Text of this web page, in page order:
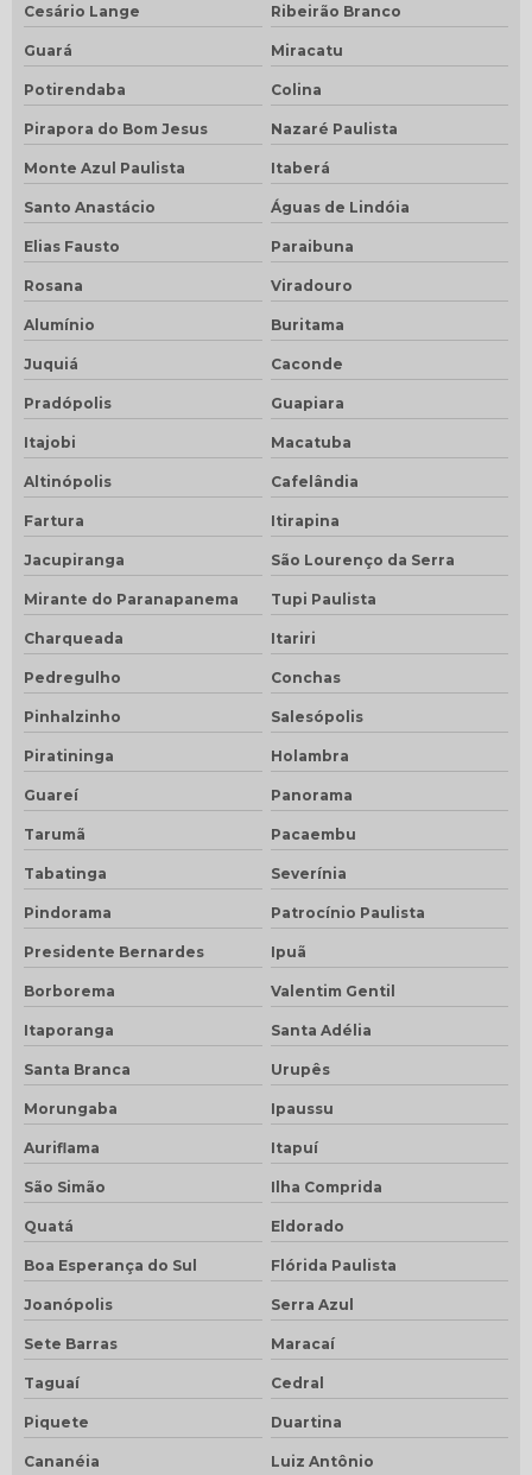
Cesário Lange Ribeirão Branco
Guará Miracatu
Potirendaba Colina
Pirapora do Bom Jesus Nazaré Paulista
Monte Azul Paulista Itaberá
Santo Anastácio Águas de Lindóia
Elias Fausto Paraibuna
Rosana Viradouro
Alumínio Buritama
Juquiá Caconde
Pradópolis Guapiara
Itajobi Macatuba
Altinópolis Cafelândia
Fartura Itirapina
Jacupiranga São Lourenço da Serra
Mirante do Paranapanema Tupi Paulista
Charqueada Itariri
Pedregulho Conchas
Pinhalzinho Salesópolis
Piratininga Holambra
Guareí Panorama
Tarumã Pacaembu
Tabatinga Severínia
Pindorama Patrocínio Paulista
Presidente Bernardes Ipuã
Borborema Valentim Gentil
Itaporanga Santa Adélia
Santa Branca Urupês
Morungaba Ipaussu
Auriflama Itapuí
São Simão Ilha Comprida
Quatá Eldorado
Boa Esperança do Sul Flórida Paulista
Joanópolis Serra Azul
Sete Barras Maracaí
Taguaí Cedral
Piquete Duartina
Cananéia Luiz Antônio